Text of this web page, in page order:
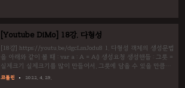
법을 이용하여, 한개로 만든 것 처럼 할 수도 있습니다. ..
[Youtube DiMo] 18강. 다형성
[18강] https://youtu.be/dgcLsnJodu8 1. 다형성 객체의 생성문법
을 아래와 같이 볼 때 : var a : A = A() 생성요청 생성핸들 : 그릇 =
실제크기 실제크기를 많이 만들어서, 그릇에 담을 수 있을 만큼만
담는 것은 문제가 안되는데, 쥐꼬리 만큼 만들어서, 기대한 그릇에
코틀린 2022. 4. 29.